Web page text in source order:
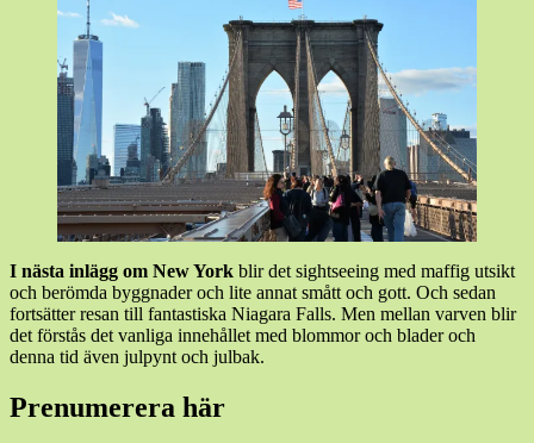
I nästa inlägg om New York blir det sightseeing med maffig utsikt
och berömda byggnader och lite annat smått och gott. Och sedan
fortsätter resan till fantastiska Niagara Falls. Men mellan varven blir
det förstås det vanliga innehållet med blommor och blader och
denna tid även julpynt och julbak.
Prenumerera här